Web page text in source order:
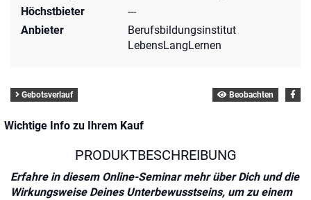
Höchstbieter
---
Anbieter
Berufsbildungsinstitut
LebensLangLernen
Gebotsverlauf Beobachten
Wichtige Info zu Ihrem Kauf
PRODUKTBESCHREIBUNG
Erfahre in diesem Online-Seminar mehr über Dich und die
Wirkungsweise Deines Unterbewusstseins, um zu einem